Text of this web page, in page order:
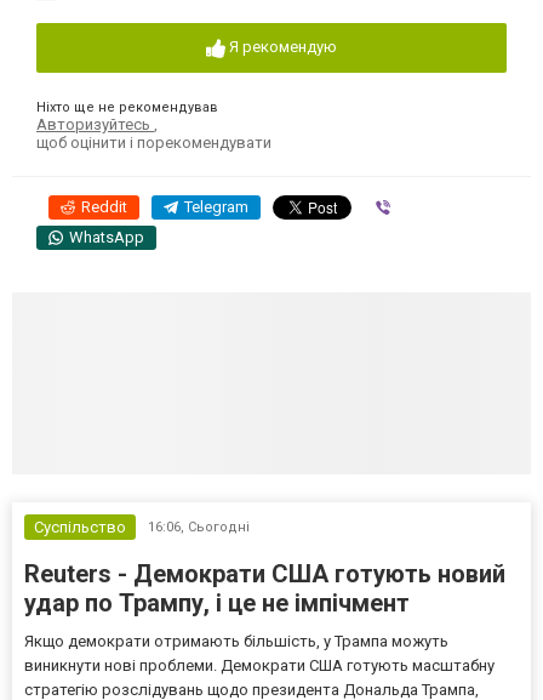
Я рекомендую
Ніхто ще не рекомендував
Авторизуйтесь
щоб оцінити і порекомендувати
Reddit Telegram
WhatsApp
Суспільство 16:06, Сьогодні
Reuters - Демократи США готують новий
удар по Трампу, і це не імпічмент
Якщо демократи отримають більшість, у Трампа можуть
виникнути нові проблеми. Демократи США готують масштабну
стратегію розслідувань щодо президента Дональда Трампа,